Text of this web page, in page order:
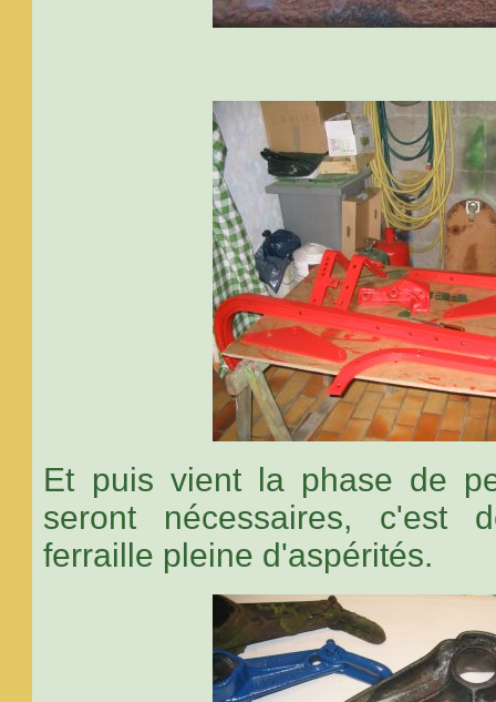
Et puis vient la phase de
seront nécessaires, c'est
ferraille pleine d'aspérités.